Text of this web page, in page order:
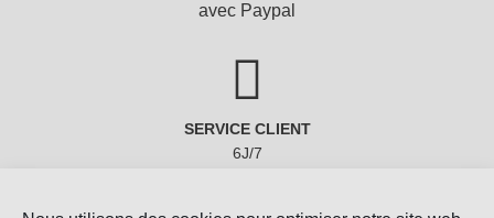
avec Paypal
SERVICE CLIENT
6J/7